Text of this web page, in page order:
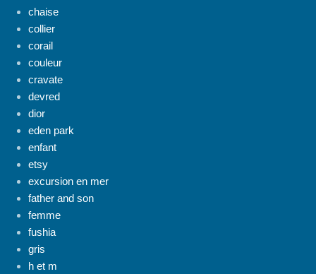
chaise
collier
corail
couleur
cravate
devred
dior
eden park
enfant
etsy
excursion en mer
father and son
femme
fushia
gris
h et m